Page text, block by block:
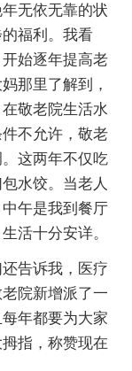
无依无靠的状
福利。我看
始逐年提高老
那里了解到，
敬老院生活水
不允许，敬老
这两年不仅吃
水饺。当老人
午是我到餐厅
活十分安详。
告诉我，医疗
院新增派了一
年都要为大家
指，称赞现在